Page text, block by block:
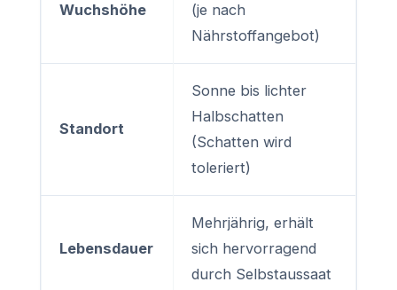
Wuchshöhe
(je nach
Nährstoffangebot)
Standort
Sonne bis lichter
Halbschatten
(Schatten wird
toleriert)
Lebensdauer
Mehrjährig, erhält
sich hervorragend
durch Selbstaussaat